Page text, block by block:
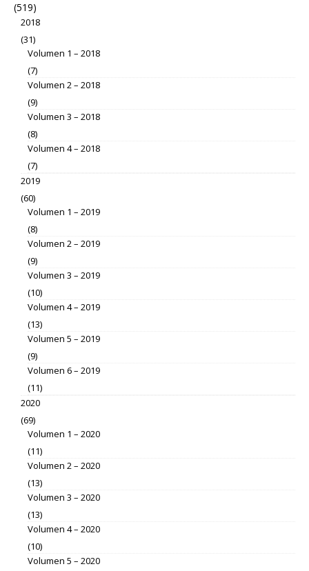
(519)
2018
(31)
Volumen 1 – 2018
(7)
Volumen 2 – 2018
(9)
Volumen 3 – 2018
(8)
Volumen 4 – 2018
(7)
2019
(60)
Volumen 1 – 2019
(8)
Volumen 2 – 2019
(9)
Volumen 3 – 2019
(10)
Volumen 4 – 2019
(13)
Volumen 5 – 2019
(9)
Volumen 6 – 2019
(11)
2020
(69)
Volumen 1 – 2020
(11)
Volumen 2 – 2020
(13)
Volumen 3 – 2020
(13)
Volumen 4 – 2020
(10)
Volumen 5 – 2020